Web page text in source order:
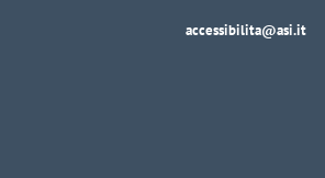
accessibilita@asi.it